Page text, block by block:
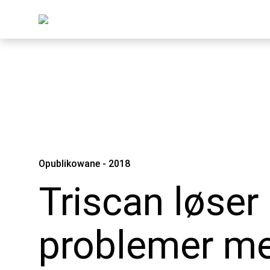
Opublikowane - 2018
Triscan løser
problemer